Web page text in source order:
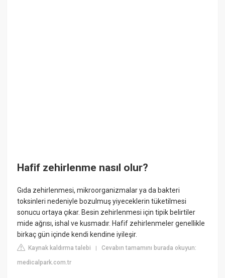
Hafif zehirlenme nasıl olur?
Gıda zehirlenmesi, mikroorganizmalar ya da bakteri
toksinleri nedeniyle bozulmuş yiyeceklerin tüketilmesi
sonucu ortaya çıkar. Besin zehirlenmesi için tipik belirtiler
mide ağrısı, ishal ve kusmadır. Hafif zehirlenmeler genellikle
birkaç gün içinde kendi kendine iyileşir.
Kaynak kaldırma talebi |Cevabın tamamını burada okuyun:
medicalpark.com.tr